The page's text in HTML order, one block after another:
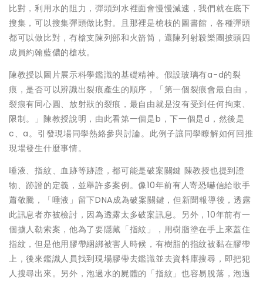
比對，利用水的阻力，彈頭到水裡面會慢慢減速，我們就在底下
搜集，可以搜集彈頭做比對。且那裡是槍枝的圖書館，各種彈頭
都可以做比對，有槍支陳列部和火箭筒，還陳列射殺樂團披頭四
成員約翰藍儂的槍枝。
陳教授以圖片展示科學鑑識的基礎精神。假設玻璃有a-d的裂
痕，是否可以辨識出裂痕產生的順序，「第一個裂痕會最自由，
裂痕有同心圓、放射狀的裂痕，最自由就是沒有受到任何拘束、
限制。」陳教授說明，由此看第一個是b，下一個是d，然後是
c、a。引發現場同學熱絡參與討論。此例子讓同學瞭解如何回推
現場發生什麼事情。
唾液、指紋、血跡等跡證，都可能是破案關鍵 陳教授也提到證
物、跡證的定義，並舉許多案例。像10年前有人寄恐嚇信給歌手
蕭敬騰，「唾液」留下DNA成為破案關鍵，但新聞報導後，透露
此訊息者亦被檢討，因為透露太多破案訊息。另外，10年前有一
個擄人勒索案，他為了要隱藏「指紋」，用樹脂塗在手上來蓋住
指紋，但是他用膠帶綑綁被害人時候，有樹脂的指紋被黏在膠帶
上，後來鑑識人員找到現場膠帶去鑑識並去資料庫搜尋，即把犯
人搜尋出來。另外，泡過水的屍體的「指紋」也容易脫落，泡過